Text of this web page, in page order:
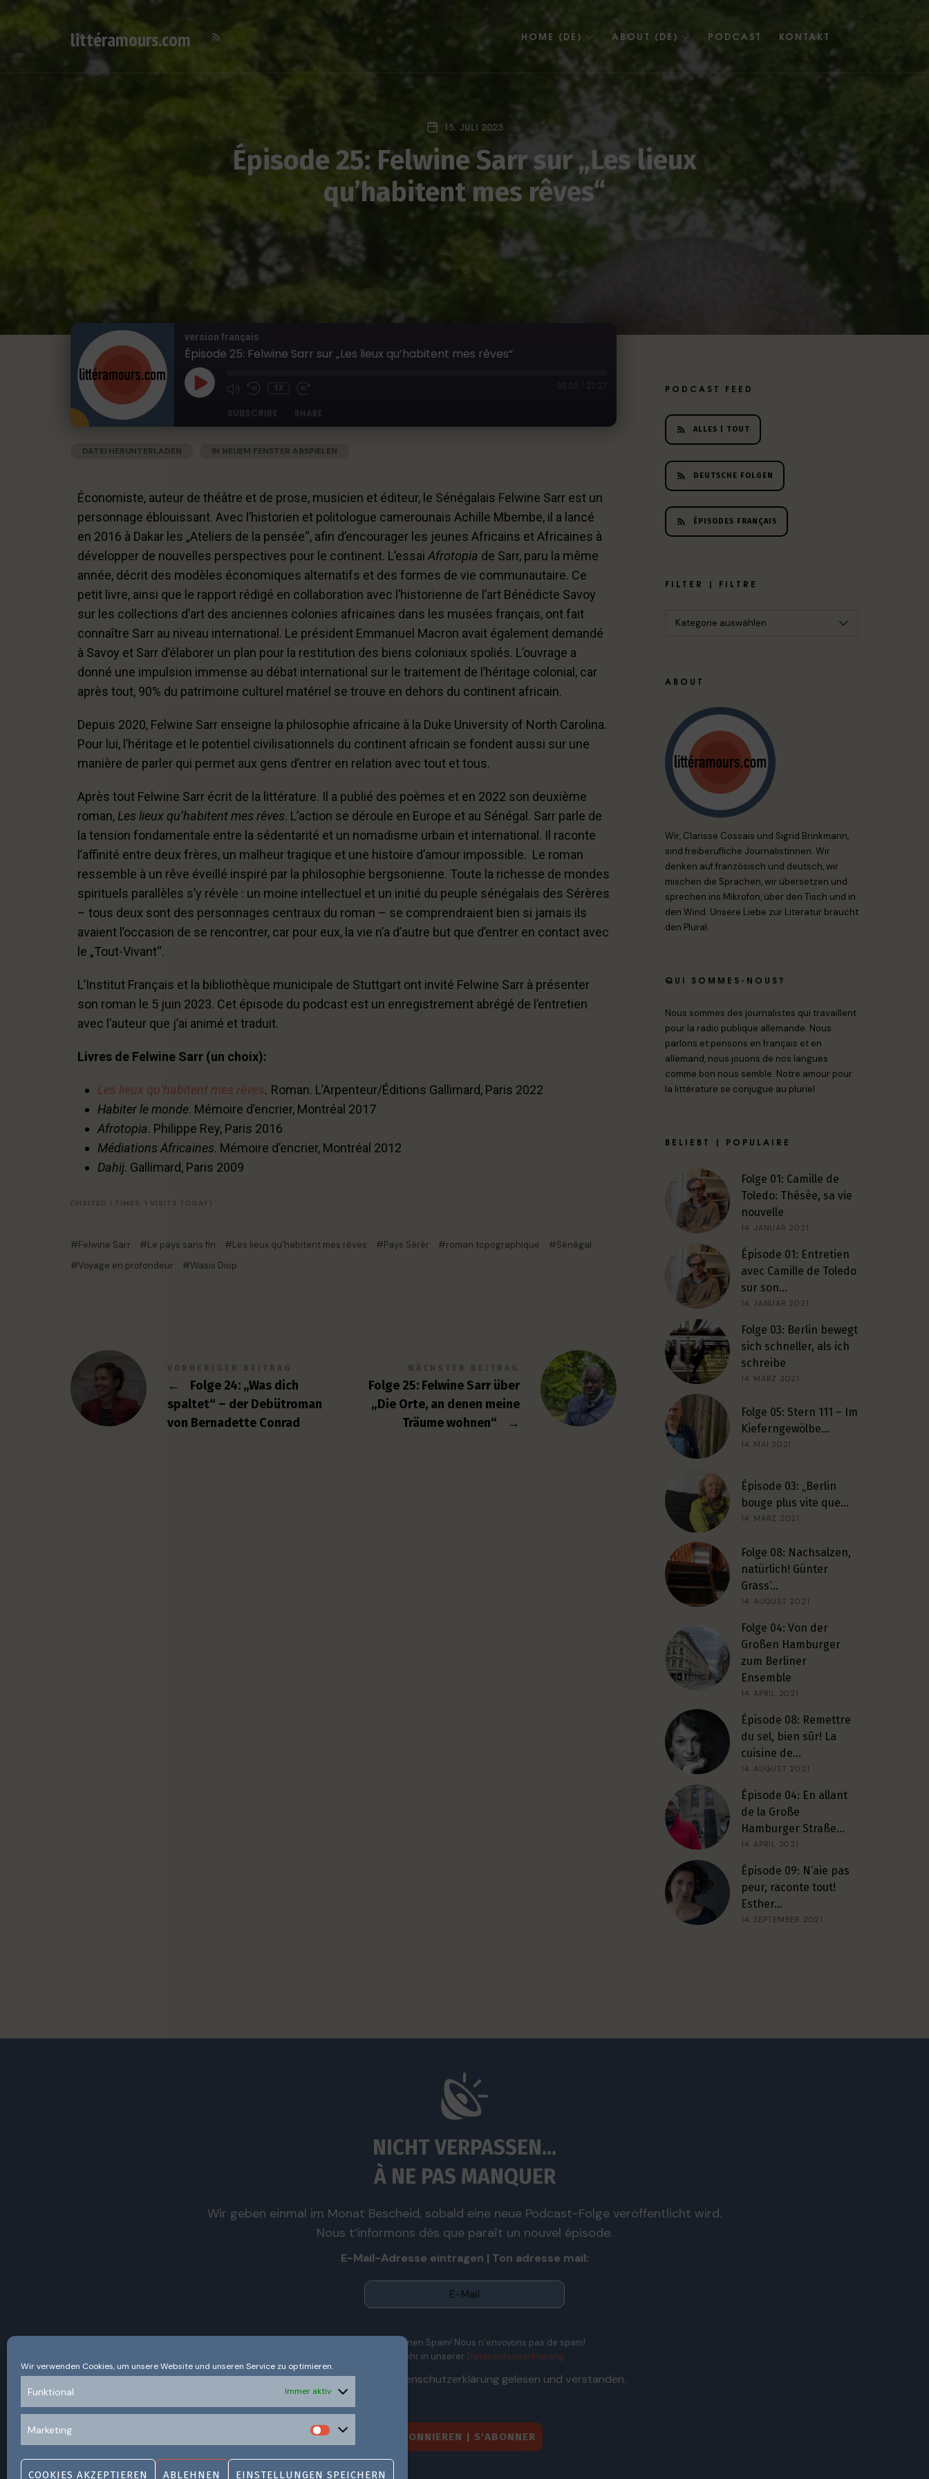
Wir verwenden Cookies, um unsere Website und unseren Service zu optimieren.
Funktional Immer aktiv
Marketing
COOKIES AKZEPTIEREN ABLEHNEN EINSTELLUNGEN SPEICHERN
littéramours.com HOME (DE) ABOUT (DE) PODCAST KONTAKT
15. JULI 2023
Épisode 25: Felwine Sarr sur „Les lieux
qu’habitent mes rêves“
version français
Épisode 25: Felwine Sarr sur „Les lieux qu’habitent mes rêves“
1X 00:00 27:27
SUBSCRIBE SHARE
Apple Podcasts Deezer
RSS FEED
SHARE
EMBED
DATEI HERUNTERLADEN IN NEUEM FENSTER ABSPIELEN
Économiste, auteur de théâtre et de prose, musicien et éditeur, le Sénégalais Felwine Sarr est un
personnage éblouissant. Avec l’historien et politologue camerounais Achille Mbembe, il a lancé
en 2016 à Dakar les „Ateliers de la pensée“, afin d’encourager les jeunes Africains et Africaines à
développer de nouvelles perspectives pour le continent. L’essai Afrotopia de Sarr, paru la même
année, décrit des modèles économiques alternatifs et des formes de vie communautaire. Ce
petit livre, ainsi que le rapport rédigé en collaboration avec l’historienne de l’art Bénédicte Savoy
sur les collections d’art des anciennes colonies africaines dans les musées français, ont fait
connaître Sarr au niveau international. Le président Emmanuel Macron avait également demandé
à Savoy et Sarr d’élaborer un plan pour la restitution des biens coloniaux spoliés. L’ouvrage a
donné une impulsion immense au débat international sur le traitement de l’héritage colonial, car
après tout, 90% du patrimoine culturel matériel se trouve en dehors du continent africain.
Depuis 2020, Felwine Sarr enseigne la philosophie africaine à la Duke University of North Carolina.
Pour lui, l’héritage et le potentiel civilisationnels du continent africain se fondent aussi sur une
manière de parler qui permet aux gens d’entrer en relation avec tout et tous.
Après tout Felwine Sarr écrit de la littérature. Il a publié des poèmes et en 2022 son deuxième
roman, Les lieux qu’habitent mes rêves. L’action se déroule en Europe et au Sénégal. Sarr parle de
la tension fondamentale entre la sédentarité et un nomadisme urbain et international. Il raconte
l’affinité entre deux frères, un malheur tragique et une histoire d’amour impossible. Le roman
ressemble à un rêve éveillé inspiré par la philosophie bergsonienne. Toute la richesse de mondes
spirituels parallèles s’y révèle : un moine intellectuel et un initié du peuple sénégalais des Sérères
– tous deux sont des personnages centraux du roman – se comprendraient bien si jamais ils
avaient l’occasion de se rencontrer, car pour eux, la vie n’a d’autre but que d’entrer en contact avec
le „Tout-Vivant“.
L’Institut Français et la bibliothèque municipale de Stuttgart ont invité Felwine Sarr à présenter
son roman le 5 juin 2023. Cet épisode du podcast est un enregistrement abrégé de l’entretien
avec l’auteur que j’ai animé et traduit.
Livres de Felwine Sarr (un choix):
Les lieux qu’habitent mes rêves. Roman. L’Arpenteur/Éditions Gallimard, Paris 2022
Habiter le monde. Mémoire d’encrier, Montréal 2017
Afrotopia. Philippe Rey, Paris 2016
Médiations Africaines. Mémoire d’encrier, Montréal 2012
Dahij. Gallimard, Paris 2009
(VISITED 1 TIMES, 1 VISITS TODAY)
Felwine Sarr Le pays sans fin Les lieux qu'habitent mes rêves Pays Sérèr roman topographique
Sénégal
Voyage en profondeur
Wasis Diop
VORHERIGER BEITRAG
←
Folge 24: „Was dich
spaltet“ – der Debütroman
von Bernadette Conrad
NÄCHSTER BEITRAG
Folge 25: Felwine Sarr über
„Die Orte, an denen meine
Träume wohnen“
→
PODCAST FEED
ALLES | TOUT
DEUTSCHE FOLGEN
ÉPISODES FRANÇAIS
FILTER | FILTRE
ABOUT
Wir, Clarisse Cossais und Sigrid Brinkmann,
sind freiberufliche Journalistinnen. Wir
denken auf französisch und deutsch, wir
mischen die Sprachen, wir übersetzen und
sprechen ins Mikrofon, über den Tisch und in
den Wind. Unsere Liebe zur Literatur braucht
den Plural.
QUI SOMMES-NOUS?
Nous sommes des journalistes qui travaillent
pour la radio publique allemande. Nous
parlons et pensons en français et en
allemand, nous jouons de nos langues
comme bon nous semble. Notre amour pour
la littérature se conjugue au pluriel.
BELIEBT | POPULAIRE
Folge 01: Camille de
Toledo: Thésée, sa vie
nouvelle
14. JANUAR 2021
Épisode 01: Entretien
avec Camille de Toledo
sur son…
14. JANUAR 2021
Folge 03: Berlin bewegt
sich schneller, als ich
schreibe
14. MÄRZ 2021
Folge 05: Stern 111 – Im
Kieferngewölbe…
14. MAI 2021
Épisode 03: „Berlin
bouge plus vite que…
14. MÄRZ 2021
Folge 08: Nachsalzen,
natürlich! Günter
Grass‘…
14. AUGUST 2021
Folge 04: Von der
Großen Hamburger
zum Berliner
Ensemble
14. APRIL 2021
Épisode 08: Remettre
du sel, bien sûr! La
cuisine de…
14. AUGUST 2021
Épisode 04: En allant
de la Große
Hamburger Straße…
14. APRIL 2021
Épisode 09: N’aie pas
peur, raconte tout!
Esther…
14. SEPTEMBER 2021
NICHT VERPASSEN...
À NE PAS MANQUER
Wir geben einmal im Monat Bescheid, sobald eine neue Podcast-Folge veröffentlicht wird.
Nous t’informons dès que paraît un nouvel épisode.
E-Mail-Adresse eintragen | Ton adresse mail:
Wir senden keinen Spam! Nous n’envoyons pas de spam!
Erfahre mehr in unserer Datenschutzerklärung.
Ich habe die Datenschutzerklärung gelesen und verstanden.